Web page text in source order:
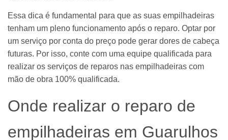
Essa dica é fundamental para que as suas empilhadeiras
tenham um pleno funcionamento após o reparo. Optar por
um serviço por conta do preço pode gerar dores de cabeça
futuras. Por isso, conte com uma equipe qualificada para
realizar os serviços de reparos nas empilhadeiras com
mão de obra 100% qualificada.
Onde realizar o reparo de
empilhadeiras em Guarulhos